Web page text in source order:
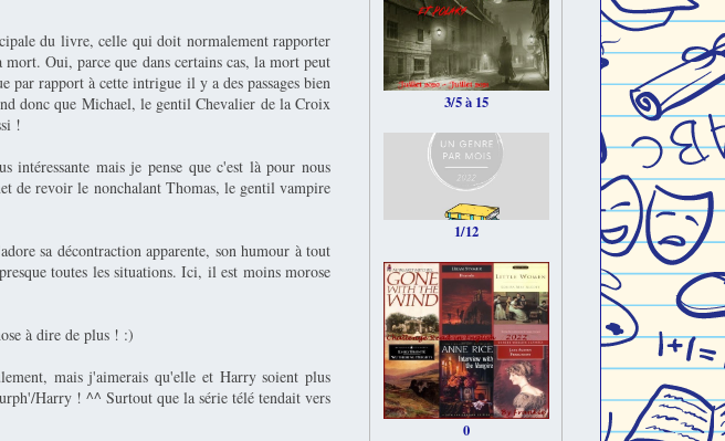
du livre, celle qui doit normalement rapporter
Oui, parce que dans certains cas, la mort peut
par rapport à cette intrigue il y a des passages bien
donc que Michael, le gentil Chevalier de la Croix
!
intéressante mais je pense que c'est là pour nous
de revoir le nonchalant Thomas, le gentil vampire
sa décontraction apparente, son humour à tout
toutes les situations. Ici, il est moins morose
à dire de plus ! :)
mais j'aimerais qu'elle et Harry soient plus
Harry ! ^^ Surtout que la série télé tendait vers
3/5 à 15
1/12
0